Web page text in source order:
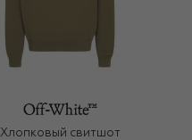
Хлопковый свитшот